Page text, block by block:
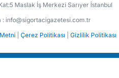
Maslak İş Merkezi Sarıyer İstanbul
info@sigortacigazetesi.com.tr
Çerez Politikası Gizlilik Politikası